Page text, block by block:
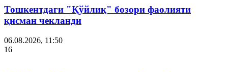
Тошкентдаги "Қўйлиқ" бозори фаолияти
қисман чекланди
06.08.2026, 11:50
16